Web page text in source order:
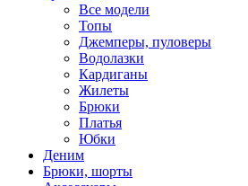
Все модели
Топы
Джемперы, пуловеры
Водолазки
Кардиганы
Жилеты
Брюки
Платья
Юбки
Деним
Брюки, шорты